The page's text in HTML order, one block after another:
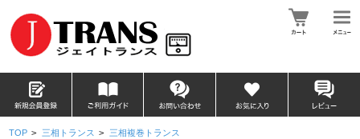
TOP > 三相トランス > 三相複巻トランス